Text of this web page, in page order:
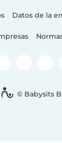
Datos de la
© Babysits